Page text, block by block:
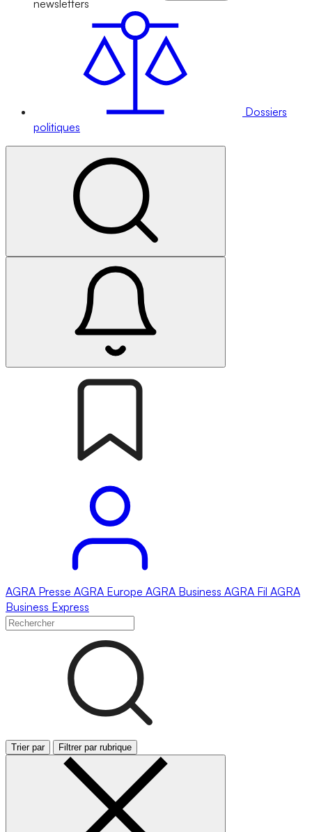
newsletters
Dossiers
politiques
AGRA Presse AGRA Europe AGRA Business AGRA Fil AGRA
Business Express
Trier par Filtrer par rubrique